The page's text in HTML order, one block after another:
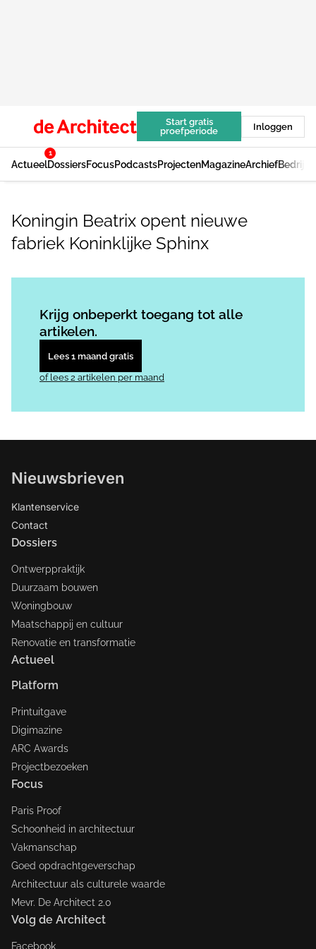
Start gratis
proefperiode
Inloggen
Actueel
1
DossiersFocusPodcastsProjectenMagazineArchief
Koningin Beatrix opent nieuwe
fabriek Koninklijke Sphinx
Krijg onbeperkt toegang tot alle
artikelen.
Lees 1 maand gratis
of lees 2 artikelen per maand
Nieuwsbrieven
Klantenservice
Contact
Dossiers
Ontwerppraktijk
Duurzaam bouwen
Woningbouw
Maatschappij en cultuur
Renovatie en transformatie
Actueel
Platform
Printuitgave
Digimazine
ARC Awards
Projectbezoeken
Focus
Paris Proof
Schoonheid in architectuur
Vakmanschap
Goed opdrachtgeverschap
Architectuur als culturele waarde
Mevr. De Architect 2.0
Volg de Architect
Facebook